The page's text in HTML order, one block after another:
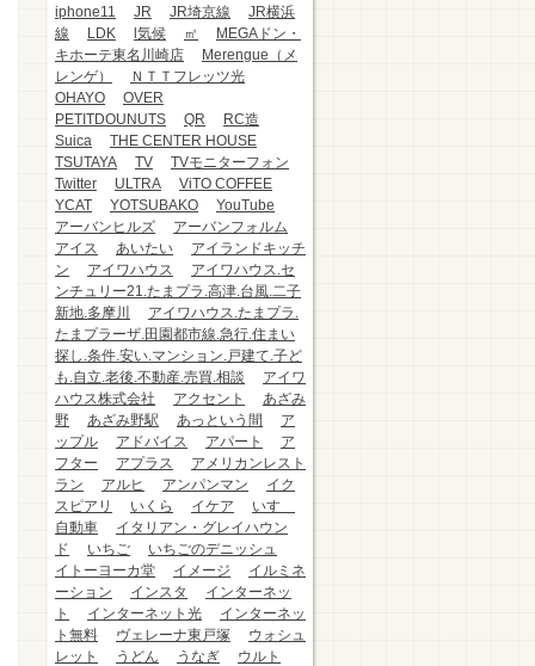
iphone11
JR JR埼京線
JR横浜
線
LDK l気候 ㎡
MEGAドン・
キホーテ東名川崎店
Merengue（メ
レンゲ）
ＮＴＴフレッツ光
OHAYO
OVER
PETITDOUNUTS
QR
RC造
Suica
THE CENTER HOUSE
TSUTAYA
TV
TVモニターフォン
Twitter
ULTRA
ViTO COFFEE
YCAT
YOTSUBAKO
YouTube
アーバンヒルズ
アーバンフォルム
アイス
あいたい
アイランドキッチ
ン
アイワハウス
アイワハウス.セ
ンチュリー21.たまプラ.高津.台風.二子
新地.多摩川
アイワハウス.たまプラ.
たまプラーザ.田園都市線.急行.住まい
探し.条件.安い.マンション.戸建て.子ど
も.自立.老後.不動産.売買.相談
アイワ
ハウス株式会社
アクセント
あざみ
野
あざみ野駅 あっという間
ア
ップル
アドバイス アパート
ア
フター
アプラス
アメリカンレスト
ラン
アルヒ アンパンマン
イク
スピアリ
いくら イケア
いすゞ
自動車
イタリアン・グレイハウン
ド
いちご
いちごのデニッシュ
イトーヨーカ堂
イメージ
イルミネ
ーション
インスタ
インターネッ
ト
インターネット光
インターネッ
ト無料
ヴェレーナ東戸塚
ウォシュ
レット
うどん うなぎ
ウルト